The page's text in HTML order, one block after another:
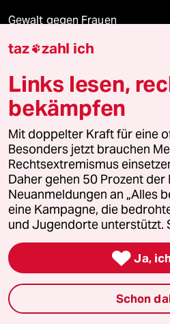
Gewalt gegen Frauen
Nahost-Konflikt
Verlag
Aktuelles
Hausblog
Die Seitenwende
Stellen
Presse
taz zahl ich
Links lesen,
bekämpfen
Mit doppelter Kraft für eine
Besonders jetzt brauchen
Rechtsextremismus
Daher gehen 50 Prozent der
Neuanmeldungen an „Alles
eine Kampagne, die
und Jugendorte unterstützt.
 Ja,
Schon